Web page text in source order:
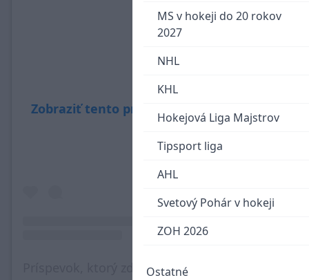
MS v hokeji do 20 rokov
2027
NHL
KHL
Hokejová Liga Majstrov
Tipsport liga
AHL
Svetový Pohár v hokeji
ZOH 2026
Ostatné
Zobraziť tento príspevok na Instagrame